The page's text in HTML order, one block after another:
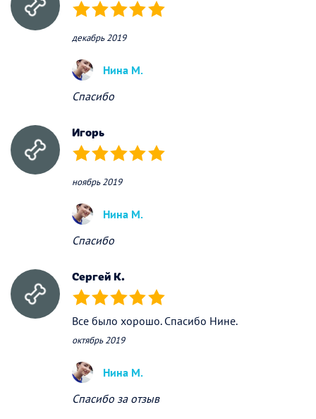
(*) (*) (*) (*) (*)
декабрь 2019
Нина М.
Спасибо
Игорь
(*) (*) (*) (*) (*)
ноябрь 2019
Нина М.
Спасибо
Сергей К.
(*) (*) (*) (*) (*)
Все было хорошо. Спасибо Нине.
октябрь 2019
Нина М.
Спасибо за отзыв